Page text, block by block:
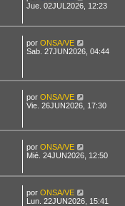
Jue. 02JUL2026, 12:23
por ONSA/VE
Sab. 27JUN2026, 04:44
por ONSA/VE
Vie. 26JUN2026, 17:30
por ONSA/VE
Mié. 24JUN2026, 12:50
por ONSA/VE
Lun. 22JUN2026, 15:41